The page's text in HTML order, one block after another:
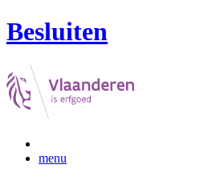
Besluiten
menu